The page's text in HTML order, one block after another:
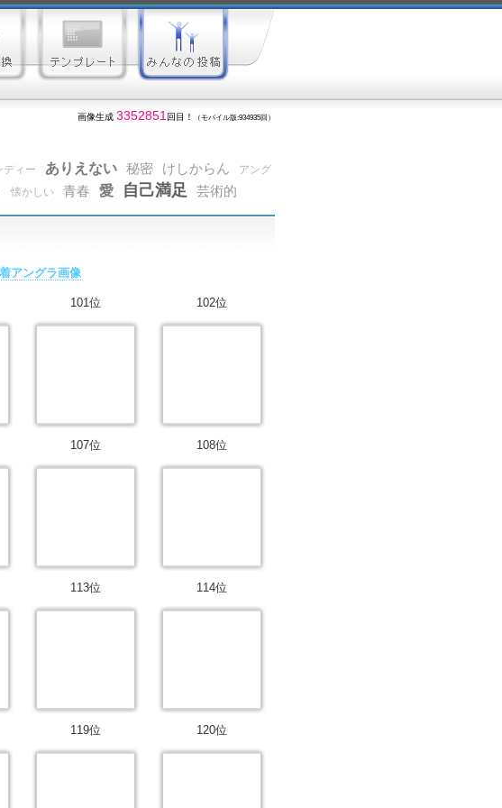
画像生成 3352851 回目！ （モバイル版:934935回）
ディー ありえない 秘密 けしからん
アング
懐かしい 青春 愛 自己満足 芸術的
アングラ画像
101位 102位
107位 108位
113位 114位
119位 120位